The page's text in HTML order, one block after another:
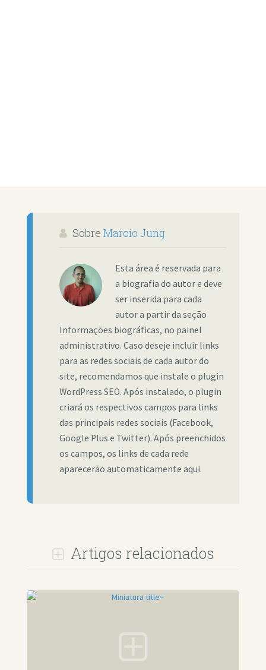
Sobre Marcio Jung
Esta área é reservada para
a biografia do autor e deve
ser inserida para cada
autor a partir da seção
Informações biográficas, no painel
administrativo. Caso deseje incluir links
para as redes sociais de cada autor do
site, recomendamos que instale o plugin
WordPress SEO. Após instalado, o plugin
criará os respectivos campos para links
das principais redes sociais (Facebook,
Google Plus e Twitter). Após preenchidos
os campos, os links de cada rede
aparecerão automaticamente aqui.
Artigos relacionados